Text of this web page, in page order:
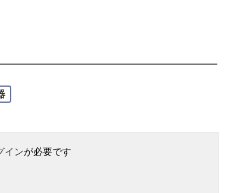
インが必要です